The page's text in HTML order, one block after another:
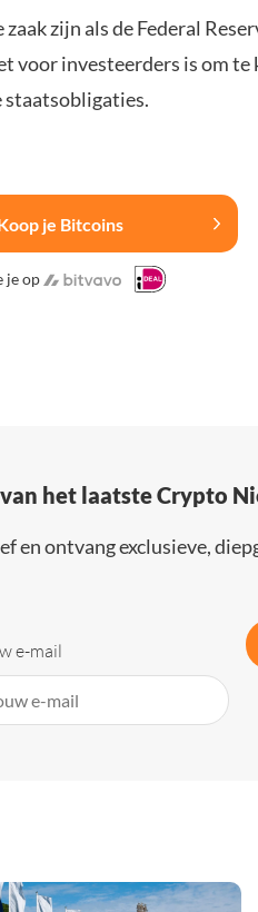
zaak zijn als de Federal
voor investeerders is om te
staatsobligaties.
je Bitcoins
je op
het laatste Crypto
en ontvang exclusieve,
e-mail